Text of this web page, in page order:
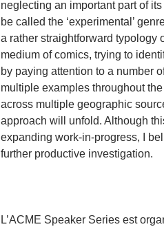
neglecting an important part of
be called the ‘experimental’
a rather straightforward typology
medium of comics, trying to
by paying attention to a number
multiple examples throughout
across multiple geographic
approach will unfold. Although
expanding work-in-progress, I
further productive investigation.
L’ACME Speaker Series est